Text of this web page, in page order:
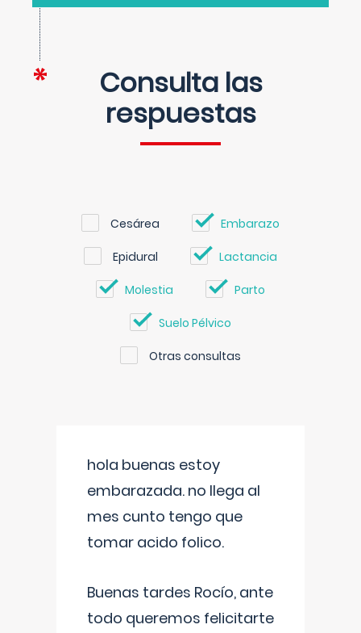
Consulta las
respuestas
Cesárea Embarazo
Epidural Lactancia
Molestia Parto
Suelo Pélvico
Otras consultas
hola buenas estoy
embarazada. no llega al
mes cunto tengo que
tomar acido folico.
Buenas tardes Rocío, ante
todo queremos felicitarte